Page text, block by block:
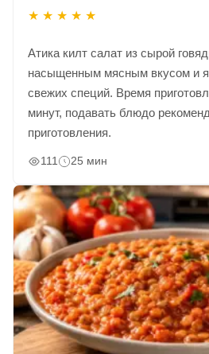
★ ★ ★ ★ ★
Атика килт салат из сырой
насыщенным мясным вкусом и
свежих специй. Время
минут, подавать блюдо
приготовления.
111 25 мин